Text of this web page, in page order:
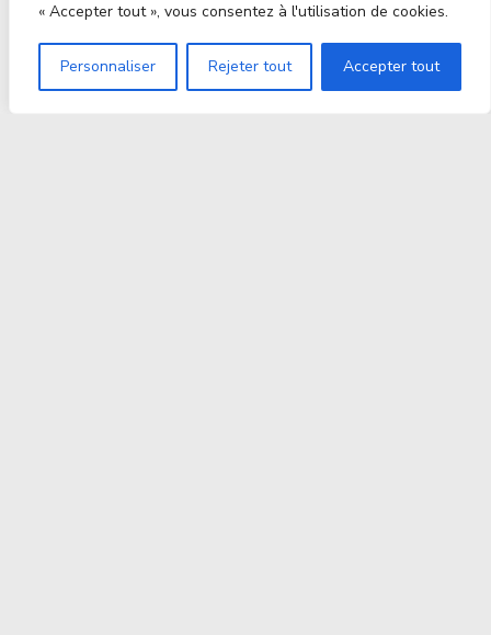
« Accepter tout », vous consentez à l'utilisation de cookies.
Personnaliser Rejeter tout Accepter tout